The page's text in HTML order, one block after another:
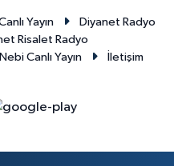
Yayın
Diyanet Radyo
Risalet Radyo
Canlı Yayın
İletişim